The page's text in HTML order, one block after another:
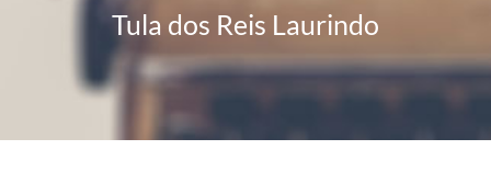
Tula dos Reis Laurindo